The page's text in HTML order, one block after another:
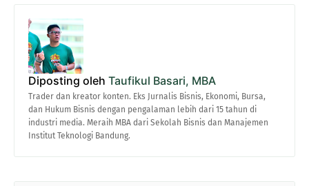
Diposting oleh Taufikul Basari, MBA
Trader dan kreator konten. Eks Jurnalis Bisnis, Ekonomi, Bursa,
dan Hukum Bisnis dengan pengalaman lebih dari 15 tahun di
industri media. Meraih MBA dari Sekolah Bisnis dan Manajemen
Institut Teknologi Bandung.